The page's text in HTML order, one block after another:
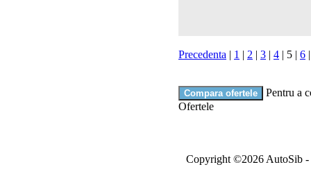
Precedenta | 1 | 2 | 3 | 4 | 5 | 6
Pentru a
Ofertele
Copyright ©2026 AutoSib -